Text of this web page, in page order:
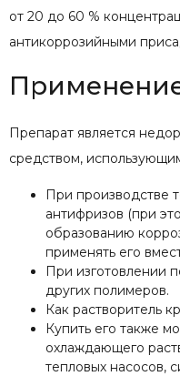
от 20 до 60 %
антикоррозийными
Препарат является
средством,
При производстве
антифризов (при
образованию
применять его
При изготовлении
других полимеров.
Как растворитель
Купить его также
охлаждающего
тепловых насосов,